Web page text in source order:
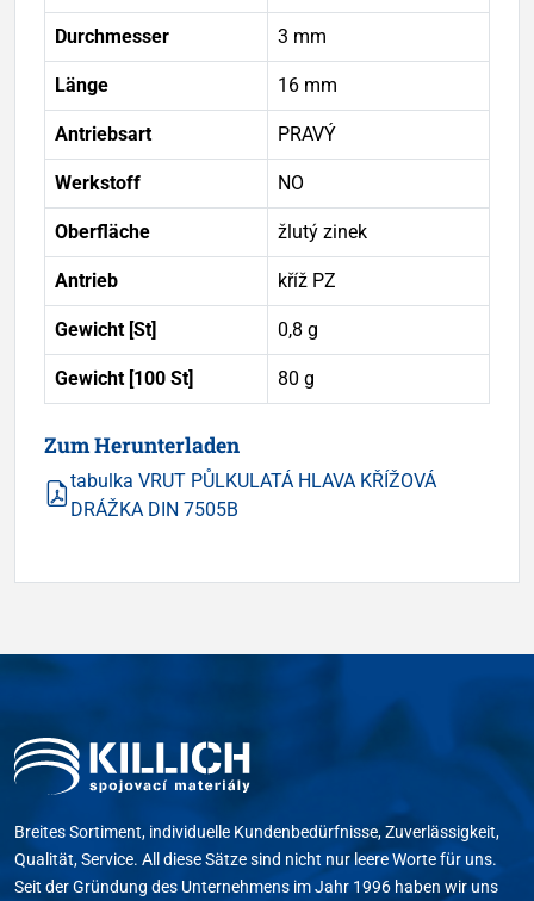
Durchmesser 3 mm
Länge 16 mm
Antriebsart PRAVÝ
Werkstoff NO
Oberfläche žlutý zinek
Antrieb kříž PZ
Gewicht [St] 0,8 g
Gewicht [100 St] 80 g
Zum Herunterladen
tabulka VRUT PŮLKULATÁ HLAVA KŘÍŽOVÁ
DRÁŽKA DIN 7505B
Breites Sortiment, individuelle Kundenbedürfnisse, Zuverlässigkeit,
Qualität, Service. All diese Sätze sind nicht nur leere Worte für uns.
Seit der Gründung des Unternehmens im Jahr 1996 haben wir uns